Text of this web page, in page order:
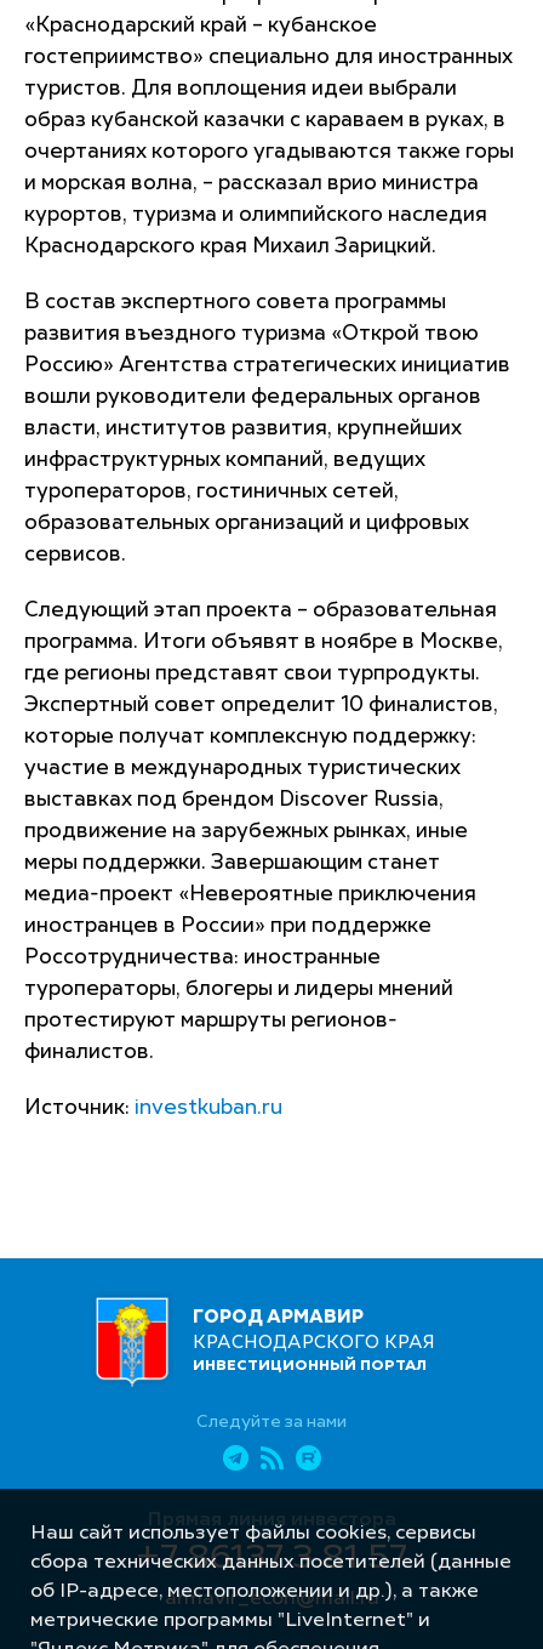
«Краснодарский край – кубанское
гостеприимство» специально для иностранных
туристов. Для воплощения идеи выбрали
образ кубанской казачки с караваем в руках, в
очертаниях которого угадываются также горы
и морская волна, – рассказал врио министра
курортов, туризма и олимпийского наследия
Краснодарского края Михаил Зарицкий.
В состав экспертного совета программы
развития въездного туризма «Открой твою
Россию» Агентства стратегических инициатив
вошли руководители федеральных органов
власти, институтов развития, крупнейших
инфраструктурных компаний, ведущих
туроператоров, гостиничных сетей,
образовательных организаций и цифровых
сервисов.
Следующий этап проекта – образовательная
программа. Итоги объявят в ноябре в Москве,
где регионы представят свои турпродукты.
Экспертный совет определит 10 финалистов,
которые получат комплексную поддержку:
участие в международных туристических
выставках под брендом Discover Russia,
продвижение на зарубежных рынках, иные
меры поддержки. Завершающим станет
медиа-проект «Невероятные приключения
иностранцев в России» при поддержке
Россотрудничества: иностранные
туроператоры, блогеры и лидеры мнений
протестируют маршруты регионов-
финалистов.
Источник: investkuban.ru
ГОРОД АРМАВИР
КРАСНОДАРСКОГО КРАЯ
ИНВЕСТИЦИОННЫЙ ПОРТАЛ
Следуйте за нами
Прямая линия инвестора
+7 86137 3 81 57
armavir_econ@mail.ru
Наш сайт использует файлы cookies, сервисы
сбора технических данных посетителей (данные
об IP-адресе, местоположении и др.), а также
метрические программы "LiveInternet" и